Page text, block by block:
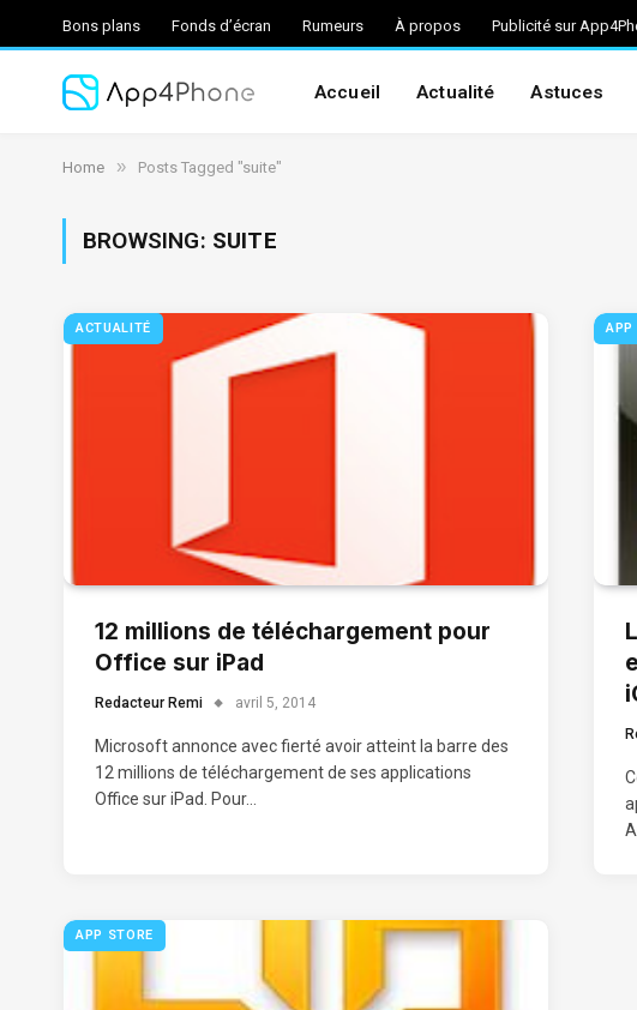
Bons plans Fonds d’écran Rumeurs À propos Publicité sur
Accueil Actualité Astuces
Home » Posts Tagged "suite"
BROWSING: SUITE
ACTUALITÉ
12 millions de téléchargement pour
Office sur iPad
Redacteur Remi avril 5, 2014
Microsoft annonce avec fierté avoir atteint la barre des
12 millions de téléchargement de ses applications
Office sur iPad. Pour…
APP
APP STORE